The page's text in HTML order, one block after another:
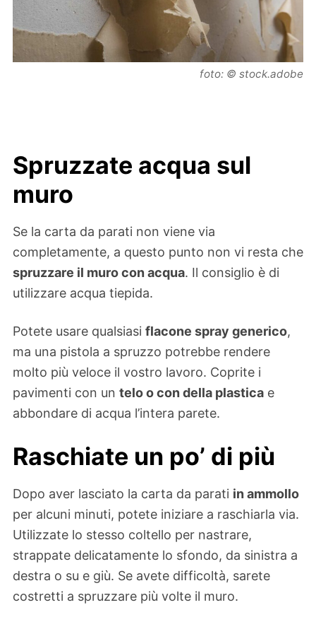
foto: © stock.adobe
Spruzzate acqua sul
muro
Se la carta da parati non viene via
completamente, a questo punto non vi resta che
spruzzare il muro con acqua. Il consiglio è di
utilizzare acqua tiepida.
Potete usare qualsiasi flacone spray generico,
ma una pistola a spruzzo potrebbe rendere
molto più veloce il vostro lavoro. Coprite i
pavimenti con un telo o con della plastica e
abbondare di acqua l’intera parete.
Raschiate un po’ di più
Dopo aver lasciato la carta da parati in ammollo
per alcuni minuti, potete iniziare a raschiarla via.
Utilizzate lo stesso coltello per nastrare,
strappate delicatamente lo sfondo, da sinistra a
destra o su e giù. Se avete difficoltà, sarete
costretti a spruzzare più volte il muro.